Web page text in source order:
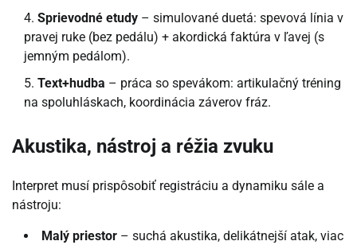
Sprievodné etudy – simulované duetá: spevová línia v
pravej ruke (bez pedálu) + akordická faktúra v ľavej (s
jemným pedálom).
Text+hudba – práca so spevákom: artikulačný tréning
na spoluhláskach, koordinácia záverov fráz.
Akustika, nástroj a réžia zvuku
Interpret musí prispôsobiť registráciu a dynamiku sále a
nástroju:
Malý priestor – suchá akustika, delikátnejší atak, viac